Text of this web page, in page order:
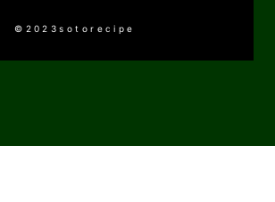
©2023sotorecipe